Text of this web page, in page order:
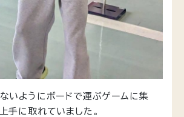
いようにボードで運ぶゲームに集
手に取れていました。